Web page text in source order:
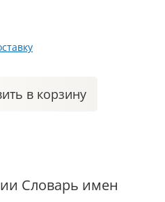
в корзину
Словарь имен